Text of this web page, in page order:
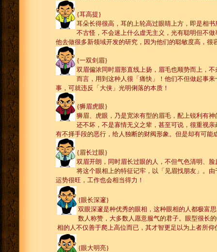
{耳高提}
耳朵长得很高，耳的上轮高过眼睛上方，即是相
不古怪，不会迷上什么虚无主义，光有聪明但不
他去做很多新领域开发的研究，因为他们的聪敏度高，
{一双剑眉}
双眉偏浓同时眉形直线上扬，眉毛也顺势而上，
而言，用到这种人很「痛快」！他们不但做起事
事，可就违反「大侠」光明俐落的本质！
{狮眉虎眼}
狮眉、虎眼，乃是宽浓有型的眉毛，配上锐利有
还不坏，不是寡情无义之辈，甚至可说，很重视
有不择手段的恶行，给人独断的财阀形象。但是却有可能
{眉长过眼}
双眉开朗，同时眉长过眼的人，不但气色清明、
将这个眼相上的特征记牢，以「见眉找朋友」。
运势很旺，工作也会相当得力！
{眼长深邃}
双眼深邃是种优秀的眼相，这种眼相的人都极富
数人称赞，大多数人愿意服气的君子。眼型很长
相的人不仅善于爬上高位而已，其才智更足以为上者所仰
{眼大明亮}